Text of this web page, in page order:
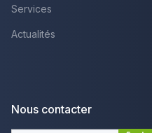
Services
Actualités
Nous contacter